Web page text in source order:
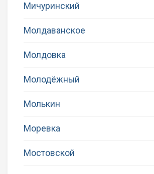
Мичуринский
Молдаванское
Молдовка
Молодёжный
Молькин
Моревка
Мостовской